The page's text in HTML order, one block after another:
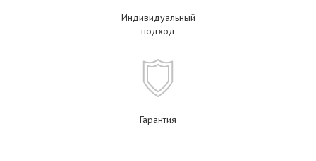
Индивидуальный
подход
Гарантия